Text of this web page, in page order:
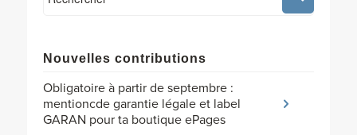
Nouvelles contributions
Obligatoire à partir de septembre :
mentioncde garantie légale et label
GARAN pour ta boutique ePages